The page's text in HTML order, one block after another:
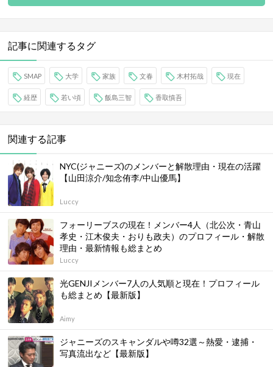
記事に関連するタグ
SMAP 大学 家族 文春 木村拓哉 現在
経歴 若い頃 飯島三智 香取慎吾
関連する記事
NYC(ジャニーズ)のメンバーと解散理由・現在の活躍
【山田涼介/知念侑李/中山優馬】
Luccy
フォーリーブスの現在！メンバー4人（北公次・青山
孝史・江木俊夫・おりも政夫）のプロフィール・解散
理由・最新情報も総まとめ
Luccy
光GENJIメンバー7人の人気順と現在！プロフィール
も総まとめ【最新版】
Aimy
ジャニーズのスキャンダルや噂32選～熱愛・逮捕・
写真流出など【最新版】